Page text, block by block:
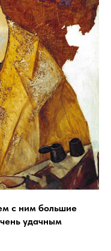
с ним большие
удачным